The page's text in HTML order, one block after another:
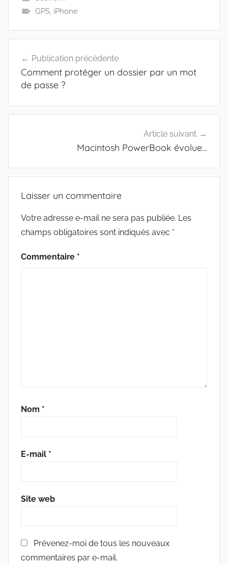
GPS, iPhone
de
l’article
Publication précédente
Comment protéger un dossier par un mot
de passe ?
Article suivant
Macintosh PowerBook évolue…
Laisser un commentaire
Votre adresse e-mail ne sera pas publiée. Les
champs obligatoires sont indiqués avec *
Commentaire *
Nom *
E-mail *
Site web
Prévenez-moi de tous les nouveaux
commentaires par e-mail.